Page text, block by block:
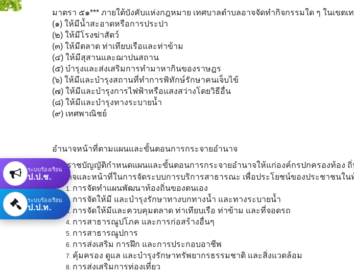
มาตรา ๕๑*** ภายใต้บังคับแห่งกฎหมาย เทศบาลตำบลอาจจัดทำกิจกรรมใด ๆ ในเขตเ
(๑) ให้มีน้ำสะอาดหรือการประปา
(๒) ให้มีโรงฆ่าสัตว์
(๓) ให้มีตลาด ท่าเทียบเรือและท่าข้าม
(๔) ให้มีสุสานและฌาปนสถาน
(๕) บำรุงและส่งเสริมการทำมาหากินของราษฎร
(๖) ให้มีและบำรุงสถานที่ทำการพิทักษ์รักษาคนเจ็บไข้
(๗) ให้มีและบำรุงการไฟฟ้าหรือแสงสว่างโดยวิธีอื่น
(๘) ให้มีและบำรุงทางระบายน้ำ
(๙) เทศพาณิชย์
อำนาจหน้าที่ตามแผนและขั้นตอนการกระจายอำนาจ
พระราชบัญญัติกำหนดแผนและขั้นตอนการกระจายอำนาจให้แก่องค์กรปกครองท้อง ถิ่
อำนาจและหน้าที่ในการจัดระบบการบริการสาธารณะ เพื่อประโยชน์ของประชาชนใ
การจัดทำแผนพัฒนาท้องถิ่นของตนเอง
การจัดให้มี และบำรุงรักษาทางบกทางน้ำ และทางระบายน้ำ
การจัดให้มีและควบคุมตลาด ท่าเทียบเรือ ท่าข้าม และที่จอดรถ
การสาธารณูปโภค และการก่อสร้างอื่นๆ
การสาธารณูปการ
การส่งเสริม การฝึก และการประกอบอาชีพ
คุ้มครอง ดูแล และบำรุงรักษาทรัพยากรธรรมชาติ และสิ่งแวดล้อม
การส่งเสริมการท่องเที่ยว
ระบบร้องเรียน
ป.ป.ช.
ระบบร้องเรียน
ป.ป.ท.